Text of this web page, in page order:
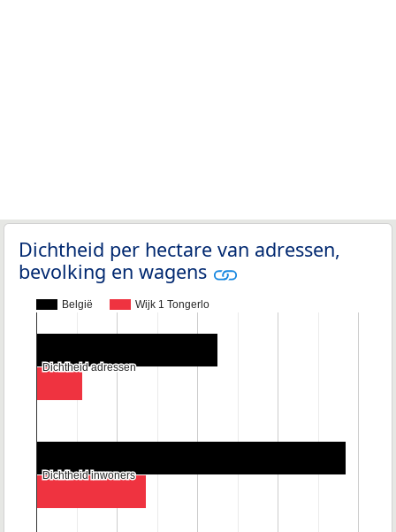
Dichtheid per hectare van adressen,
bevolking en wagens
België Wijk 1 Tongerlo
Dichtheid adressen
Dichtheid adressen
Dichtheid inwoners
Dichtheid inwoners